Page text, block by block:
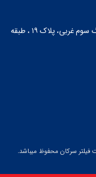
شهرک غرب، بلوار دادمان، خیابان بهارستان، نبش گلبرگ سوم غربی، پلاک ۱۹ ، طبقه
فیلتر سرکان محفوظ میباشد.